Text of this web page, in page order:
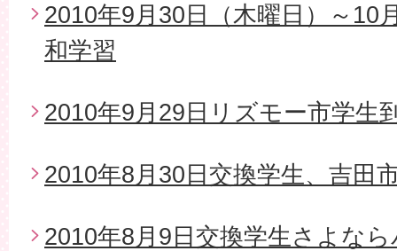
2010年9月30日（木曜日）～10
和学習
2010年9月29日リズモー市学生
2010年8月30日交換学生、吉田
2010年8月9日交換学生さよな